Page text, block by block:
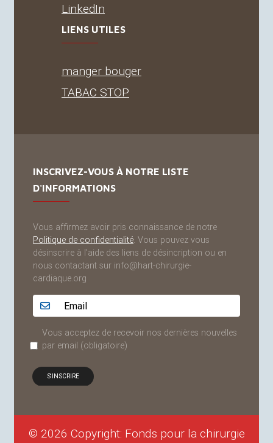
LinkedIn
LIENS UTILES
manger bouger
TABAC STOP
INSCRIVEZ-VOUS À NOTRE LISTE
D'INFORMATIONS
Vous affirmez avoir pris connaissance de notre
Politique de confidentialité. Vous pouvez vous
désinscrire à l'aide des liens de désincription ou en
nous contactant sur info@hart-chirurgie-
cardiaque.org
Adresse email...
Vous acceptez de recevoir nos dernières nouvelles
par email (obligatoire)
© 2026 Copyright: Fonds pour la chirurgie